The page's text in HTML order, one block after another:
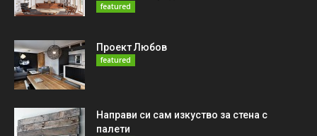
featured
Проект Любов
featured
Направи си сам изкуство за стена с
палети